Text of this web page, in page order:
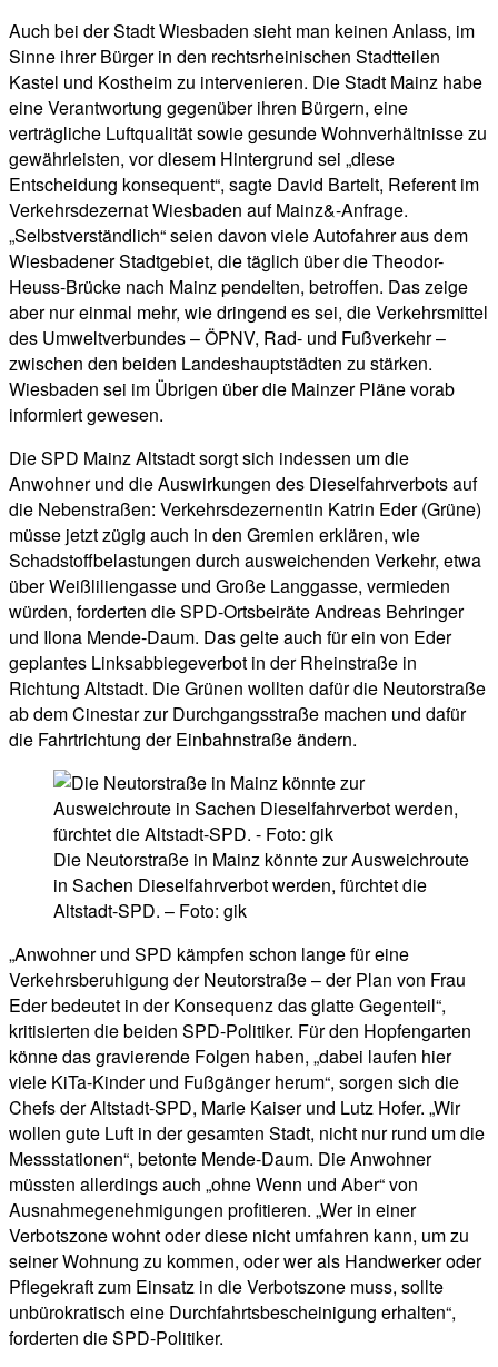
Auch bei der Stadt Wiesbaden sieht man keinen Anlass, im
Sinne ihrer Bürger in den rechtsrheinischen Stadtteilen
Kastel und Kostheim zu intervenieren. Die Stadt Mainz habe
eine Verantwortung gegenüber ihren Bürgern, eine
verträgliche Luftqualität sowie gesunde Wohnverhältnisse zu
gewährleisten, vor diesem Hintergrund sei „diese
Entscheidung konsequent“, sagte David Bartelt, Referent im
Verkehrsdezernat Wiesbaden auf Mainz&-Anfrage.
„Selbstverständlich“ seien davon viele Autofahrer aus dem
Wiesbadener Stadtgebiet, die täglich über die Theodor-
Heuss-Brücke nach Mainz pendelten, betroffen. Das zeige
aber nur einmal mehr, wie dringend es sei, die Verkehrsmittel
des Umweltverbundes – ÖPNV, Rad- und Fußverkehr –
zwischen den beiden Landeshauptstädten zu stärken.
Wiesbaden sei im Übrigen über die Mainzer Pläne vorab
informiert gewesen.
Die SPD Mainz Altstadt sorgt sich indessen um die
Anwohner und die Auswirkungen des Dieselfahrverbots auf
die Nebenstraßen: Verkehrsdezernentin Katrin Eder (Grüne)
müsse jetzt zügig auch in den Gremien erklären, wie
Schadstoffbelastungen durch ausweichenden Verkehr, etwa
über Weißliliengasse und Große Langgasse, vermieden
würden, forderten die SPD-Ortsbeiräte Andreas Behringer
und Ilona Mende-Daum. Das gelte auch für ein von Eder
geplantes Linksabbiegeverbot in der Rheinstraße in
Richtung Altstadt. Die Grünen wollten dafür die Neutorstraße
ab dem Cinestar zur Durchgangsstraße machen und dafür
die Fahrtrichtung der Einbahnstraße ändern.
Die Neutorstraße in Mainz könnte zur Ausweichroute
in Sachen Dieselfahrverbot werden, fürchtet die
Altstadt-SPD. – Foto: gik
„Anwohner und SPD kämpfen schon lange für eine
Verkehrsberuhigung der Neutorstraße – der Plan von Frau
Eder bedeutet in der Konsequenz das glatte Gegenteil“,
kritisierten die beiden SPD-Politiker. Für den Hopfengarten
könne das gravierende Folgen haben, „dabei laufen hier
viele KiTa-Kinder und Fußgänger herum“, sorgen sich die
Chefs der Altstadt-SPD, Marie Kaiser und Lutz Hofer. „Wir
wollen gute Luft in der gesamten Stadt, nicht nur rund um die
Messstationen“, betonte Mende-Daum. Die Anwohner
müssten allerdings auch „ohne Wenn und Aber“ von
Ausnahmegenehmigungen profitieren. „Wer in einer
Verbotszone wohnt oder diese nicht umfahren kann, um zu
seiner Wohnung zu kommen, oder wer als Handwerker oder
Pflegekraft zum Einsatz in die Verbotszone muss, sollte
unbürokratisch eine Durchfahrtsbescheinigung erhalten“,
forderten die SPD-Politiker.